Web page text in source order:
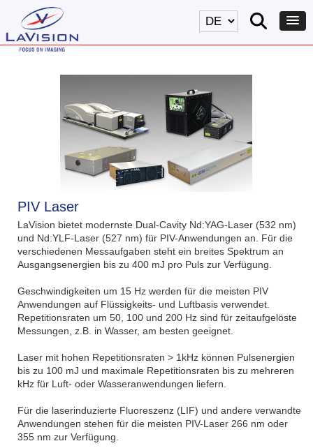
PIV Laser
LaVision bietet modernste Dual-Cavity Nd:YAG-Laser (532 nm)
und Nd:YLF-Laser (527 nm) für PIV-Anwendungen an. Für die
verschiedenen Messaufgaben steht ein breites Spektrum an
Ausgangsenergien bis zu 400 mJ pro Puls zur Verfügung.
Geschwindigkeiten um 15 Hz werden für die meisten PIV
Anwendungen auf Flüssigkeits- und Luftbasis verwendet.
Repetitionsraten um 50, 100 und 200 Hz sind für zeitaufgelöste
Messungen, z.B. in Wasser, am besten geeignet.
Laser mit hohen Repetitionsraten > 1kHz können Pulsenergien
bis zu 100 mJ und maximale Repetitionsraten bis zu mehreren
kHz für Luft- oder Wasseranwendungen liefern.
Für die laserinduzierte Fluoreszenz (LIF) und andere verwandte
Anwendungen stehen für die meisten PIV-Laser 266 nm oder
355 nm zur Verfügung.